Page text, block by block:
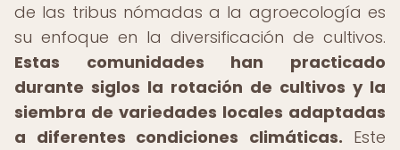
de las tribus nómadas a la agroecología es
su enfoque en la diversificación de cultivos.
Estas comunidades han practicado
durante siglos la rotación de cultivos y la
siembra de variedades locales adaptadas
a diferentes condiciones climáticas. Este